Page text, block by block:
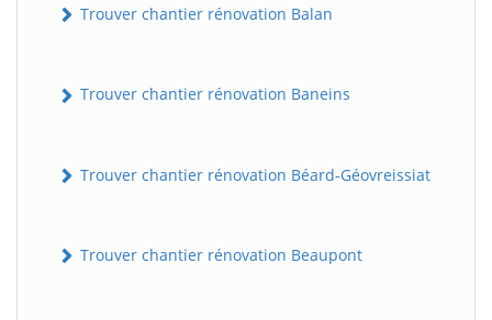
Trouver chantier rénovation Balan
Trouver chantier rénovation Baneins
Trouver chantier rénovation Béard-Géovreissiat
Trouver chantier rénovation Beaupont